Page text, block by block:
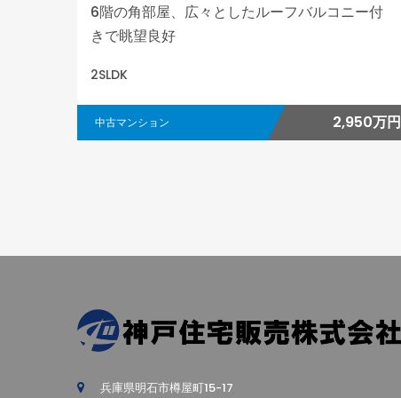
6階の角部屋、広々としたルーフバルコニー付
きで眺望良好
2SLDK
中古マンション 2,950万円
兵庫県明石市樽屋町15-17